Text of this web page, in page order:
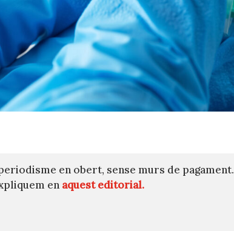
en obert, sense murs de pagament.
en aquest editorial.